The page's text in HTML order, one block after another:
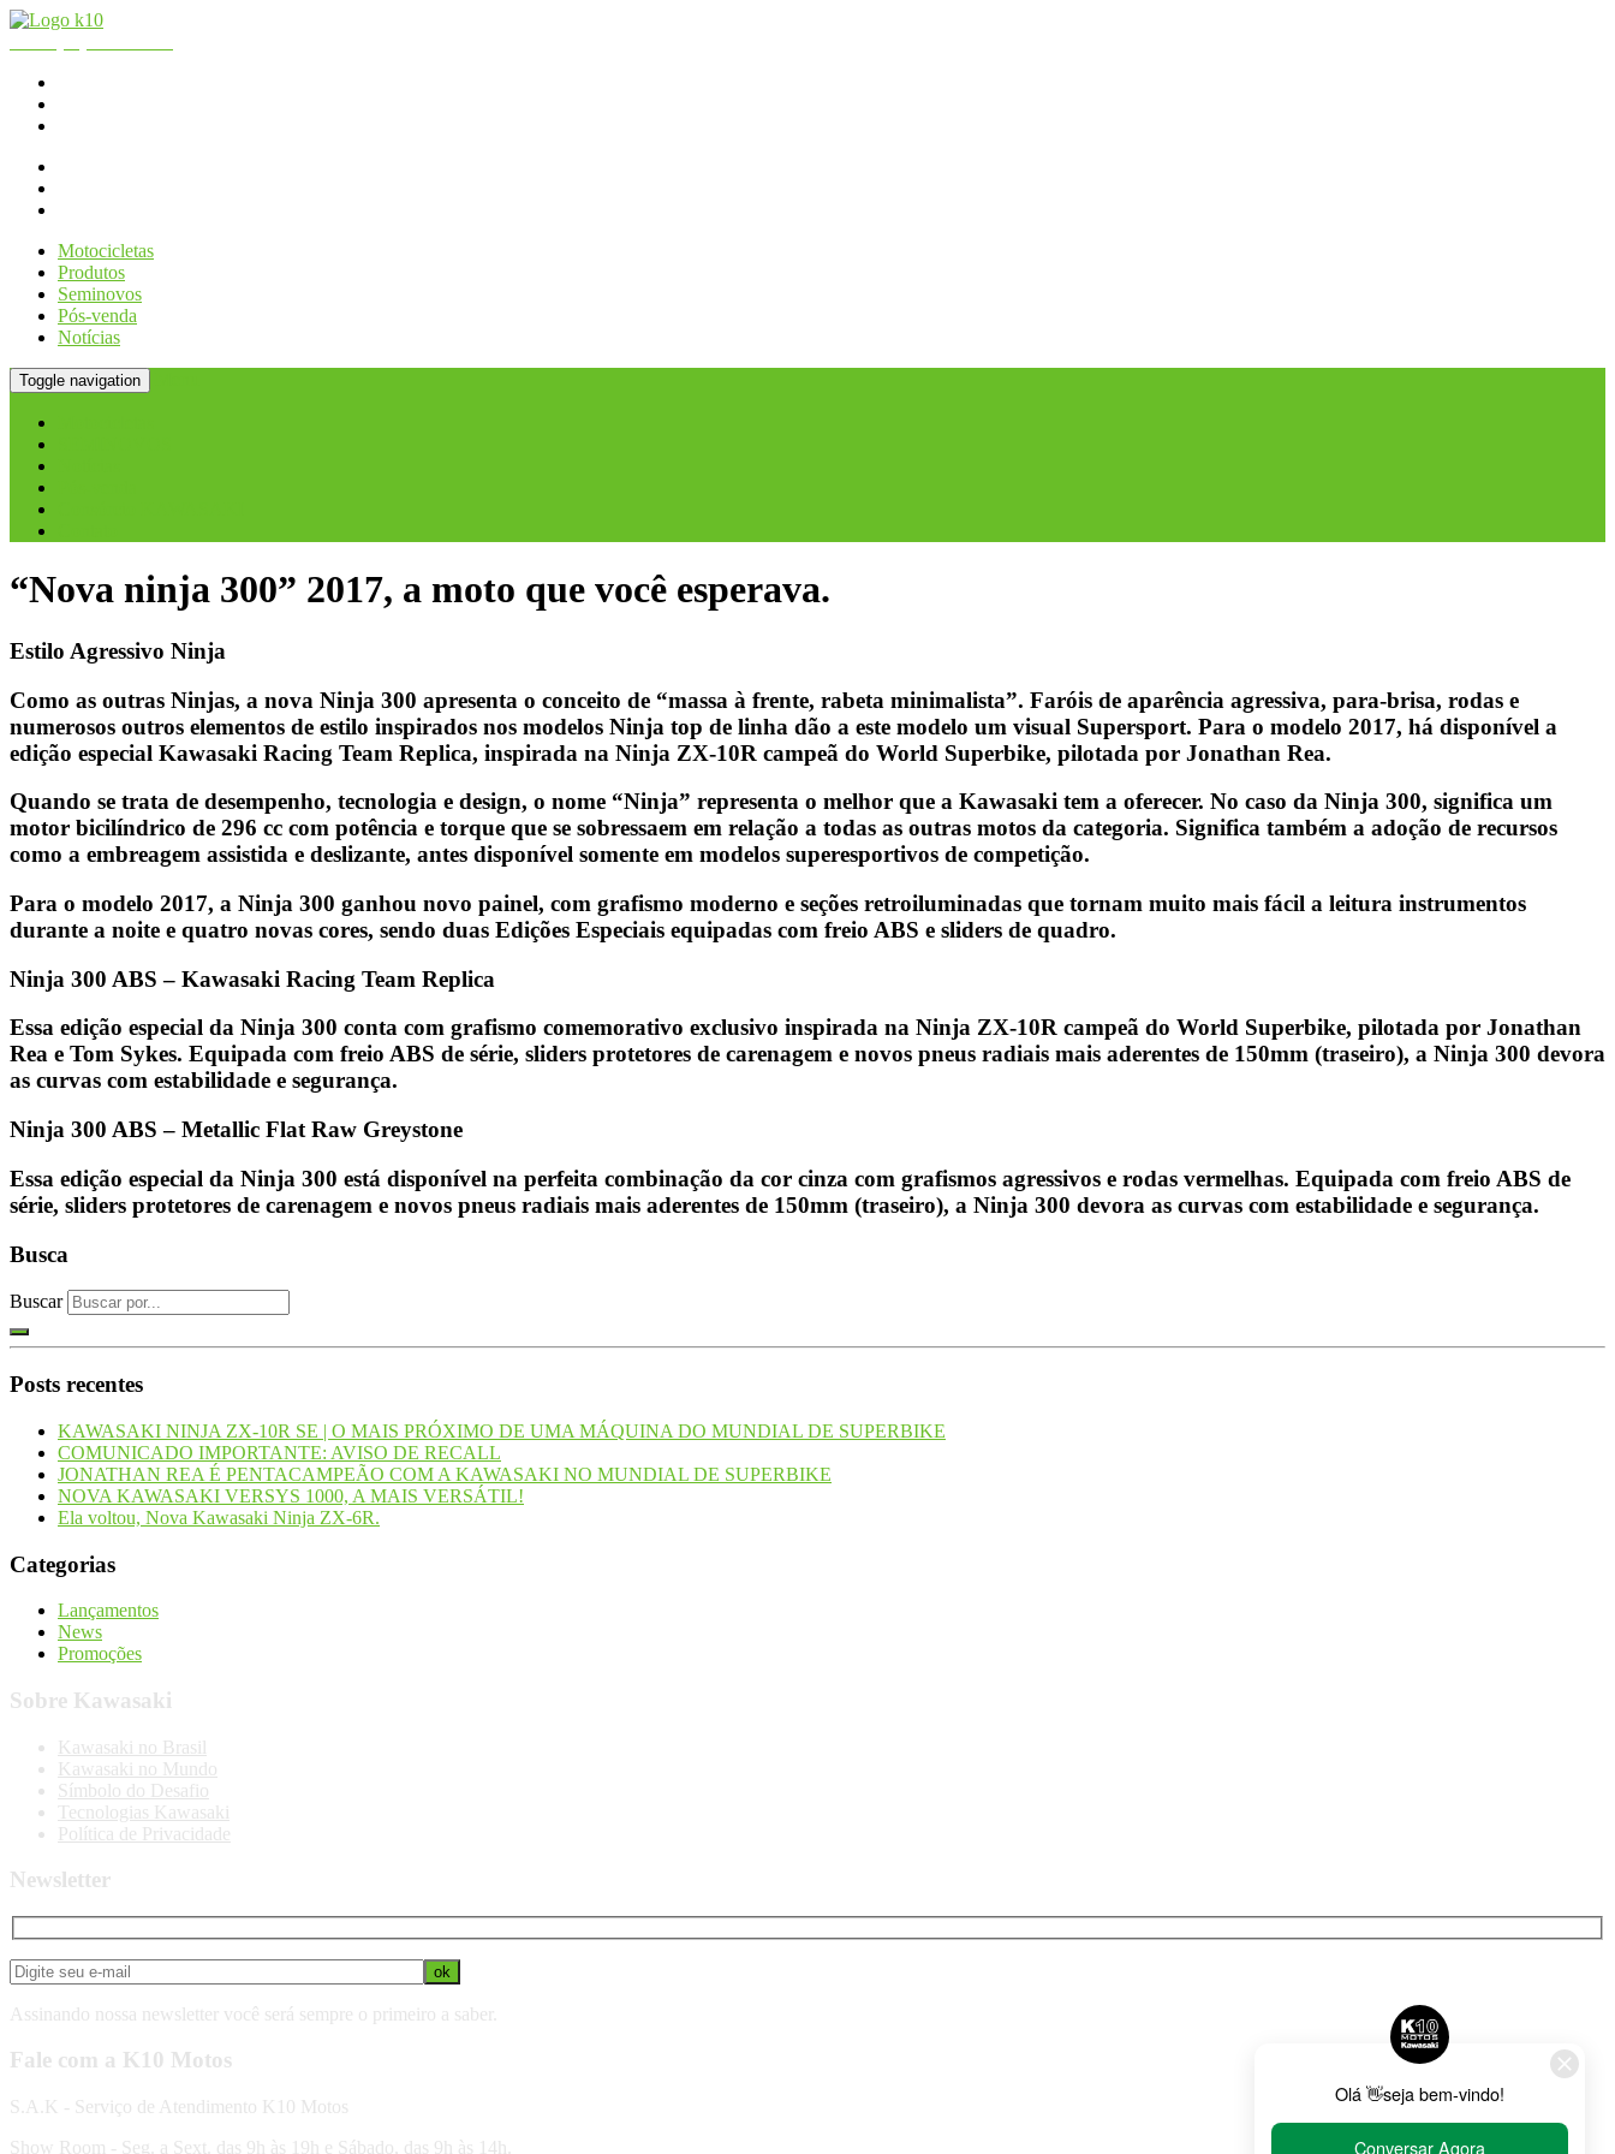
Motocicletas
Produtos
Seminovos
Pós-venda
Notícias
Toggle navigation
“Nova ninja 300” 2017, a moto que você esperava.
Estilo Agressivo Ninja
Como as outras Ninjas, a nova Ninja 300 apresenta o conceito de “massa à frente, rabeta minimalista”. Faróis de aparência agressiva, para-brisa, rodas e
numerosos outros elementos de estilo inspirados nos modelos Ninja top de linha dão a este modelo um visual Supersport. Para o modelo 2017, há disponível a
edição especial Kawasaki Racing Team Replica, inspirada na Ninja ZX-10R campeã do World Superbike, pilotada por Jonathan Rea.
Quando se trata de desempenho, tecnologia e design, o nome “Ninja” representa o melhor que a Kawasaki tem a oferecer. No caso da Ninja 300, significa um
motor bicilíndrico de 296 cc com potência e torque que se sobressaem em relação a todas as outras motos da categoria. Significa também a adoção de recursos
como a embreagem assistida e deslizante, antes disponível somente em modelos superesportivos de competição.
Para o modelo 2017, a Ninja 300 ganhou novo painel, com grafismo moderno e seções retroiluminadas que tornam muito mais fácil a leitura instrumentos
durante a noite e quatro novas cores, sendo duas Edições Especiais equipadas com freio ABS e sliders de quadro.
Ninja 300 ABS – Kawasaki Racing Team Replica
Essa edição especial da Ninja 300 conta com grafismo comemorativo exclusivo inspirada na Ninja ZX-10R campeã do World Superbike, pilotada por Jonathan
Rea e Tom Sykes. Equipada com freio ABS de série, sliders protetores de carenagem e novos pneus radiais mais aderentes de 150mm (traseiro), a Ninja 300 devora
as curvas com estabilidade e segurança.
Ninja 300 ABS – Metallic Flat Raw Greystone
Essa edição especial da Ninja 300 está disponível na perfeita combinação da cor cinza com grafismos agressivos e rodas vermelhas. Equipada com freio ABS de
série, sliders protetores de carenagem e novos pneus radiais mais aderentes de 150mm (traseiro), a Ninja 300 devora as curvas com estabilidade e segurança.
Busca
Buscar
Posts recentes
KAWASAKI NINJA ZX-10R SE | O MAIS PRÓXIMO DE UMA MÁQUINA DO MUNDIAL DE SUPERBIKE
COMUNICADO IMPORTANTE: AVISO DE RECALL
JONATHAN REA É PENTACAMPEÃO COM A KAWASAKI NO MUNDIAL DE SUPERBIKE
NOVA KAWASAKI VERSYS 1000, A MAIS VERSÁTIL!
Ela voltou, Nova Kawasaki Ninja ZX-6R.
Categorias
Lançamentos
News
Promoções
Sobre Kawasaki
Kawasaki no Brasil
Kawasaki no Mundo
Símbolo do Desafio
Tecnologias Kawasaki
Política de Privacidade
Newsletter
Assinando nossa newsletter você será sempre o primeiro a saber.
Fale com a K10 Motos
S.A.K - Serviço de Atendimento K10 Motos
Show Room - Seg. a Sext. das 9h às 19h e Sábado, das 9h às 14h.